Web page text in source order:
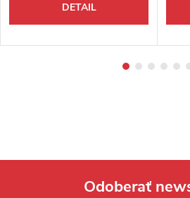
DETAIL
Odoberať